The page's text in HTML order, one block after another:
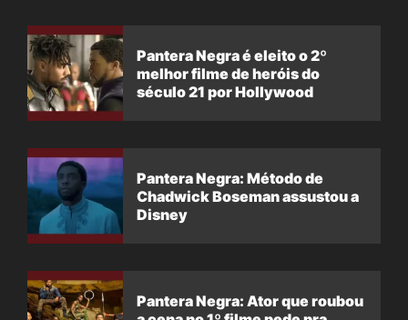
Pantera Negra é eleito o 2º
melhor filme de heróis do
século 21 por Hollywood
Pantera Negra: Método de
Chadwick Boseman assustou a
Disney
Pantera Negra: Ator que roubou